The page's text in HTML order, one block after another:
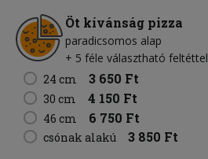
Öt kívánság pizza
paradicsomos alap
+ 5 féle választható feltéttel
24 cm
3 650 Ft
30 cm 4 150 Ft
46 cm 6 750 Ft
csónak alakú 3 850 Ft